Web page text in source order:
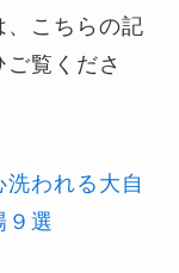
、こちらの記
覧くださ
洗われる大自
９選